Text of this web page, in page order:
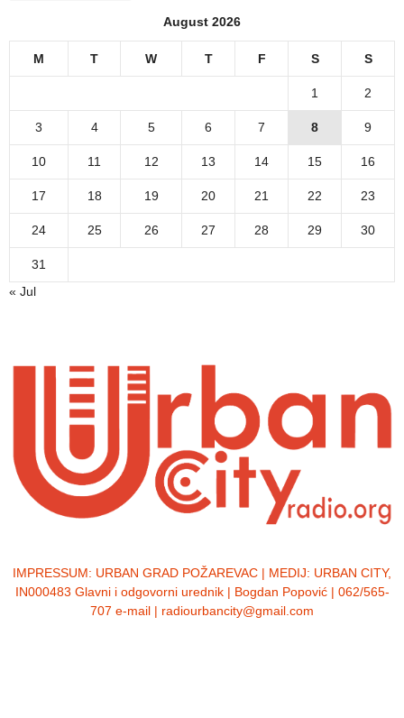
August 2026
M T W T F S S
1 2
3 4 5 6 7 8 9
10 11 12 13 14 15 16
17 18 19 20 21 22 23
24 25 26 27 28 29 30
31
« Jul
IMPRESSUM: URBAN GRAD POŽAREVAC | MEDIJ: URBAN CITY,
IN000483 Glavni i odgovorni urednik | Bogdan Popović | 062/565-
707 e-mail | radiourbancity@gmail.com